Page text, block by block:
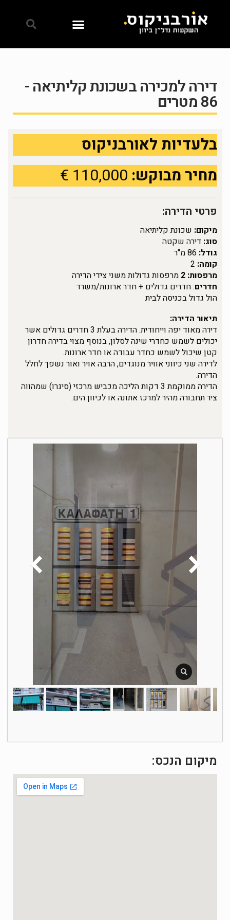
דירה למכירה בשכונת קליתיאה -
86 מטרים
בלעדיות לאורבניקוס
מחיר מבוקש:
פרטי הדירה:
מיקום: שכונת קליתיאה
סוג: דירה שקטה
גודל:
קומה:
מרפסות: 2
מרפסות גדולות משני צידי הדירה
חדרים: חדרים גדולים + חדר ארונות/משרד
הול גדול בכניסה לבית
תיאור הדירה:
דירה מאוד יפה וייחודית. הדירה בעלת 3 חדרים גדולים אשר
יכולים לשמש כחדרי שינה לסלון, בנוסף מצוי בדירה חדרון
קטן שיכול לשמש כחדר עבודה או חדר ארונות.
לדירה שני כיווני אוויר מנוגדים, הרבה אויר ואור נשפך לחלל
הדירה.
הדירה ממוקמת 3 דקות הליכה מכביש מרכזי (סיגרו) שמהווה
ציר תחבורה מהיר למרכז אתונה או לכיוון הים.
מיקום הנכס: